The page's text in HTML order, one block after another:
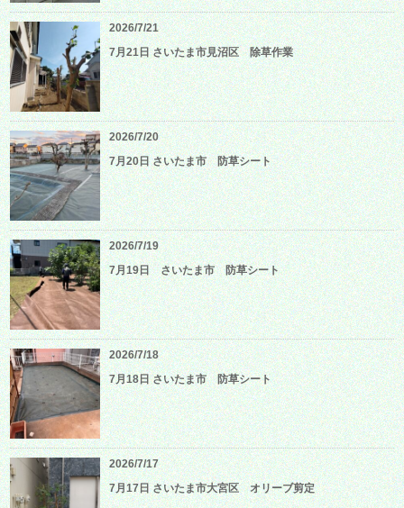
2026/7/21
7月21日 さいたま市見沼区 除草作業
2026/7/20
7月20日 さいたま市 防草シート
2026/7/19
7月19日 さいたま市 防草シート
2026/7/18
7月18日 さいたま市 防草シート
2026/7/17
7月17日 さいたま市大宮区 オリーブ剪定